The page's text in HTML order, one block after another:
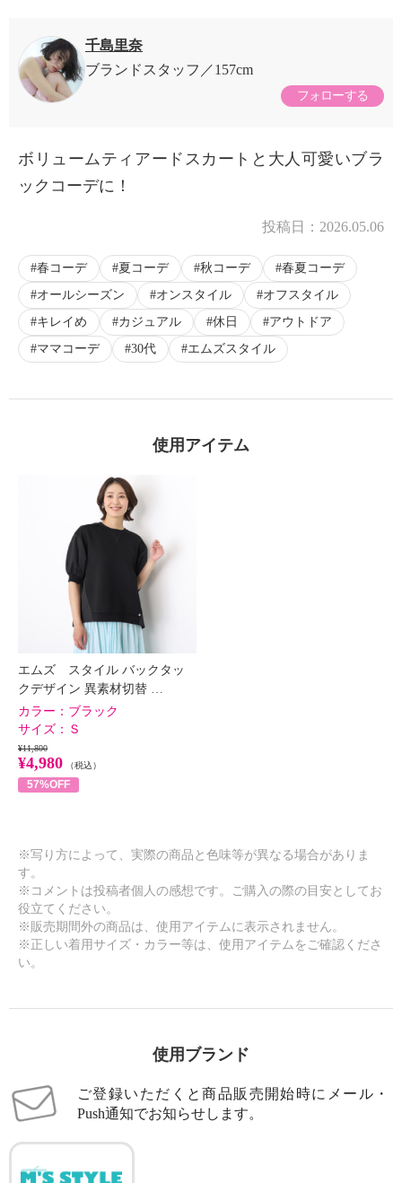
千島里奈
ブランドスタッフ
157cm
フォローする
ボリュームティアードスカートと大人可愛いブラ
ックコーデに！
投稿日： 2026.05.06
春コーデ 夏コーデ 秋コーデ
春夏コーデ
オールシーズン
オンスタイル
オフスタイル
キレイめ
カジュアル 休日
アウトドア
ママコーデ
30代 エムズスタイル
使用アイテム
エムズ スタイル バックタッ
クデザイン 異素材切替 …
カラー： ブラック
サイズ： Ｓ
¥11,800
¥4,980 （税込）
57%OFF
※写り方によって、実際の商品と色味等が異なる場合がありま
す。
※コメントは投稿者個人の感想です。ご購入の際の目安としてお
役立てください。
※販売期間外の商品は、使用アイテムに表示されません。
※正しい着用サイズ・カラー等は、使用アイテムをご確認くださ
い。
使用ブランド
ご登録いただくと商品販売開始時にメール・
Push通知でお知らせします。